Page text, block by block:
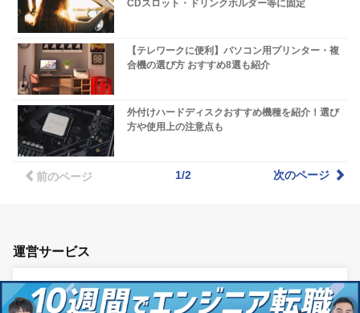
CDスロット・ドリンクホルダー等に固定
【テレワークに便利】パソコン用プリンター・複
合機の選び方 おすすめ8選も紹介
外付けハードディスクおすすめ機種を紹介！選び
方や使用上の注意点も
前のページ 1/2 次のページ
運営サービス